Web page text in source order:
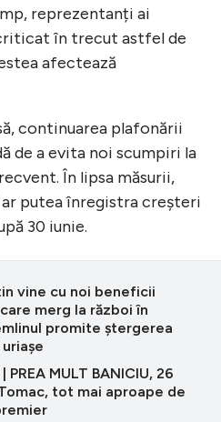
reprezentanți ai
în trecut astfel de
afectează
continuarea plafonării
de a evita noi scumpiri la
În lipsa măsurii,
putea înregistra creșteri
30 iunie.
vine cu noi beneficii
merg la război în
promite ștergerea
PREA MULT BANICIU, 26
tot mai aproape de